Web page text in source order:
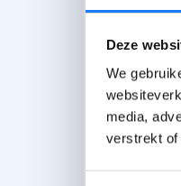
Deze
We
media,
verstrekt of